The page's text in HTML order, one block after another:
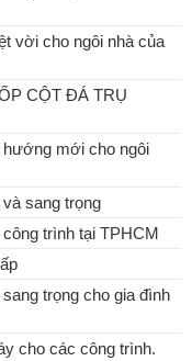
vời cho ngôi nhà của
CỘT ĐÁ TRỤ
hướng mới cho ngôi
sang trọng
trình tại TPHCM
trọng cho gia đình
cho các công trình.
đẹp và sang trọng